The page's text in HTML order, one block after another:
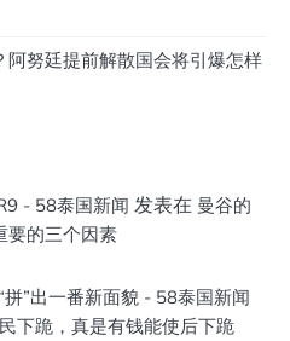
努廷提前解散国会将引爆怎样
- 58泰国新闻 发表在 曼谷的
要的三个因素
”出一番新面貌 - 58泰国新闻
下跪，真是有钱能使后下跪